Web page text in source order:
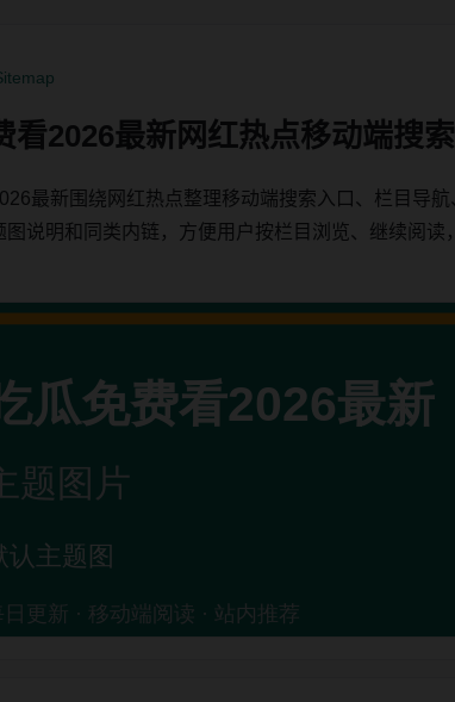
看2026最新网红热点移动端搜
最新围绕网红热点整理移动端搜索入口、栏目导
图说明和同类内链，方便用户按栏目浏览、继续阅